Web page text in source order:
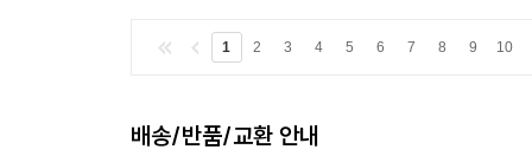
1 2 3 4 5 6 7 8 9 10
배송/반품/교환 안내